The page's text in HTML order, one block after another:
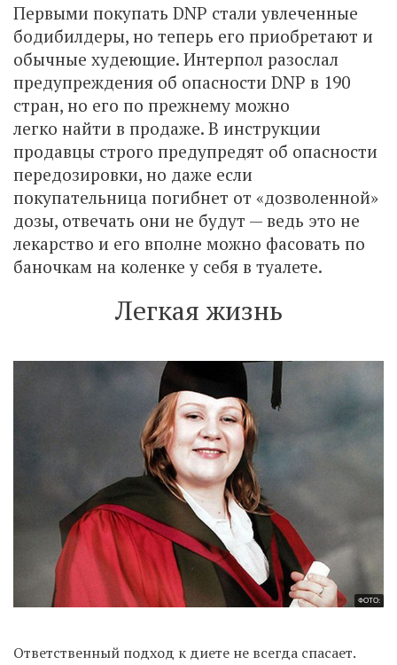
Первыми покупать DNP стали увлеченные
бодибилдеры, но теперь его приобретают и
обычные худеющие. Интерпол разослал
предупреждения об опасности DNP в 190
стран, но его по прежнему можно
легко найти в продаже. В инструкции
продавцы строго предупредят об опасности
передозировки, но даже если
покупательница погибнет от «дозволенной»
дозы, отвечать они не будут — ведь это не
лекарство и его вполне можно фасовать по
баночкам на коленке у себя в туалете.
Легкая жизнь
ФОТО:
Ответственный подход к диете не всегда спасает.